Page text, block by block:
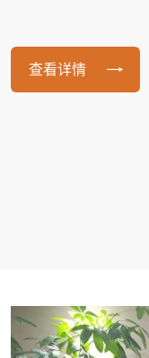
查看详情
查看详情
查看详情
查看详情
吸附性能强、容重轻
性好。
查看详情
查看详情
查看详情